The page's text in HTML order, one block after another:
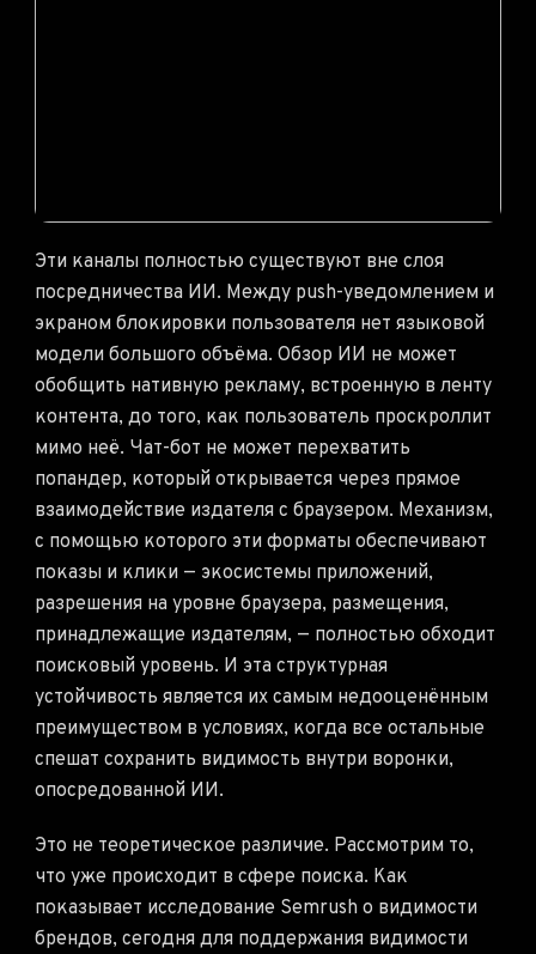
Эти каналы полностью существуют вне слоя
посредничества ИИ. Между push-уведомлением и
экраном блокировки пользователя нет языковой
модели большого объёма. Обзор ИИ не может
обобщить нативную рекламу, встроенную в ленту
контента, до того, как пользователь проскроллит
мимо неё. Чат-бот не может перехватить
попандер, который открывается через прямое
взаимодействие издателя с браузером. Механизм,
с помощью которого эти форматы обеспечивают
показы и клики — экосистемы приложений,
разрешения на уровне браузера, размещения,
принадлежащие издателям, — полностью обходит
поисковый уровень. И эта структурная
устойчивость является их самым недооценённым
преимуществом в условиях, когда все остальные
спешат сохранить видимость внутри воронки,
опосредованной ИИ.
Это не теоретическое различие. Рассмотрим то,
что уже происходит в сфере поиска. Как
показывает исследование Semrush о видимости
брендов, сегодня для поддержания видимости